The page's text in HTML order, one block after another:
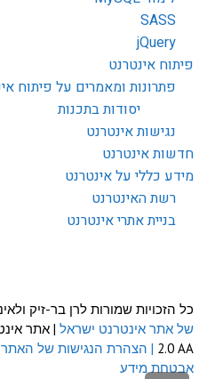
SASS
jQuery
פיתוח אינטרנט
פתרונות ומאמרים על פיתוח
יסודות בתכנות
נגישות אינטרנט
חדשות אינטרנט
מידע כללי על אינטרנט
רשת האינטרנט
בניית אתרי אינטרנט
כל הזכויות שמורות לרן בר-זיק
של אתר אינטרנט ישראל
2.0 AA | הצהרת הנגישות של האתר
אבטחת מידע